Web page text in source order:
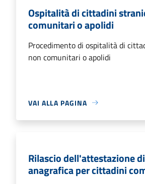
Ospitalità di cittadini
comunitari o apolidi
Procedimento di ospitalità di
non comunitari o apolidi
VAI ALLA PAGINA
Rilascio dell'attestazione
anagrafica per cittadini